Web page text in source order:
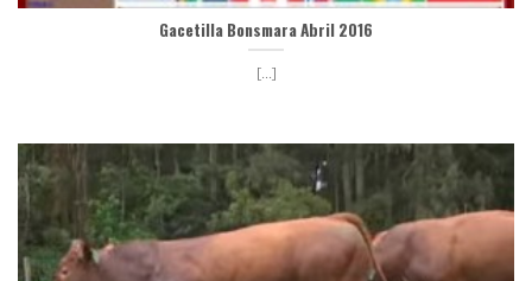
Gacetilla Bonsmara Abril 2016
[...]